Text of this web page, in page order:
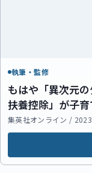
執筆・監修
もはや「異次元
扶養控除」が子
扶養控除の矛盾
集英社オンライン /